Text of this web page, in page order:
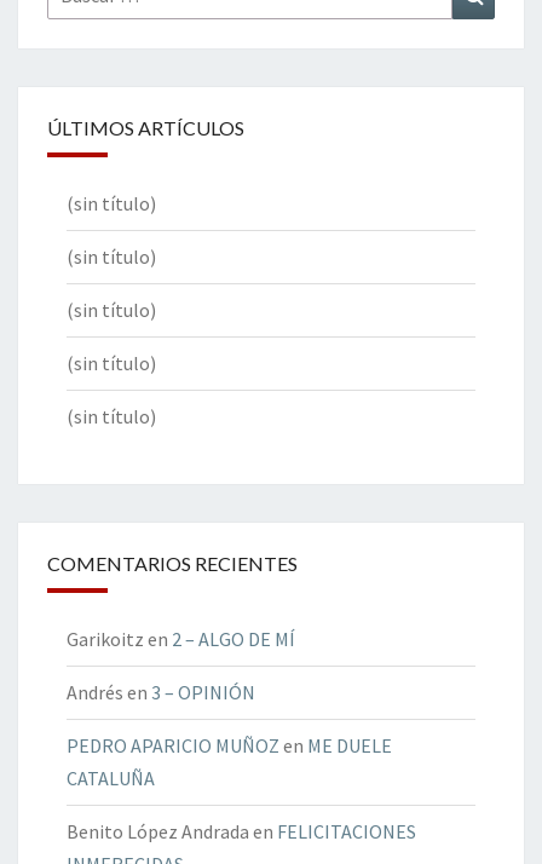
por:
ÚLTIMOS ARTÍCULOS
(sin título)
(sin título)
(sin título)
(sin título)
(sin título)
COMENTARIOS RECIENTES
Garikoitz en 2 – ALGO DE MÍ
Andrés en 3 – OPINIÓN
PEDRO APARICIO MUÑOZ en ME DUELE
CATALUÑA
Benito López Andrada en FELICITACIONES